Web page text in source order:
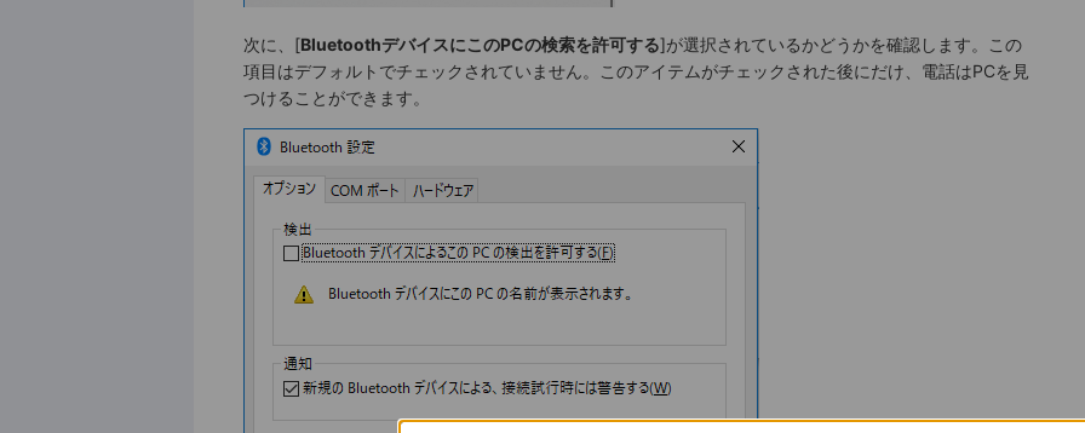
次に、[BluetoothデバイスにこのPCの検索を許可する]が選択されているかどうかを確認します。この
項目はデフォルトでチェックされていません。このアイテムがチェックされた後にだけ、電話はPCを見
つけることができます。